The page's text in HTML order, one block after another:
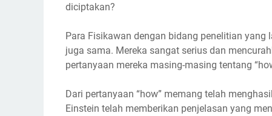
diciptakan?
Para Fisikawan dengan bidang penelitian
juga sama. Mereka sangat serius dan
pertanyaan mereka masing-masing tentang
Dari pertanyaan “how” memang telah
Einstein telah memberikan penjelasan yang